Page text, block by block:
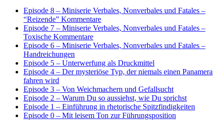
Episode 8 – Miniserie Verbales, Nonverbales und Fatales –
“Reizende” Kommentare
Episode 7 – Miniserie Verbales, Nonverbales und Fatales –
Toxische Kommentare
Episode 6 – Miniserie Verbales, Nonverbales und Fatales –
Handreichungen
Episode 5 – Unterwerfung als Druckmittel
Episode 4 – Der mysteriöse Typ, der niemals einen Panamera
fahren wird
Episode 3 – Von Weichmachern und Gefallsucht
Episode 2 – Warum Du so aussiehst, wie Du sprichst
Episode 1 – Einführung in rhetorische Spitzfindigkeiten
Episode 0 – Mit leisem Ton zur Führungsposition